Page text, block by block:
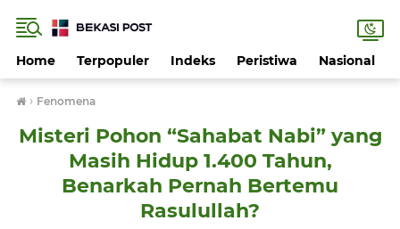
Home Terpopuler Indeks Peristiwa Nasional
› Fenomena
Misteri Pohon “Sahabat Nabi” yang
Masih Hidup 1.400 Tahun,
Benarkah Pernah Bertemu
Rasulullah?